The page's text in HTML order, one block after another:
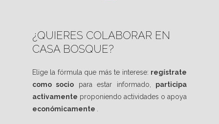
¿QUIERES COLABORAR EN
CASA BOSQUE?
Elige la fórmula que más te interese: regístrate
como socio para estar informado, participa
activamente proponiendo actividades o apoya
económicamente